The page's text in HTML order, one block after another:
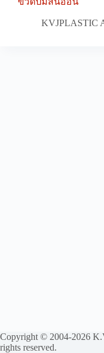
KVJPLASTIC
Copyright © 2004-2026
rights reserved.